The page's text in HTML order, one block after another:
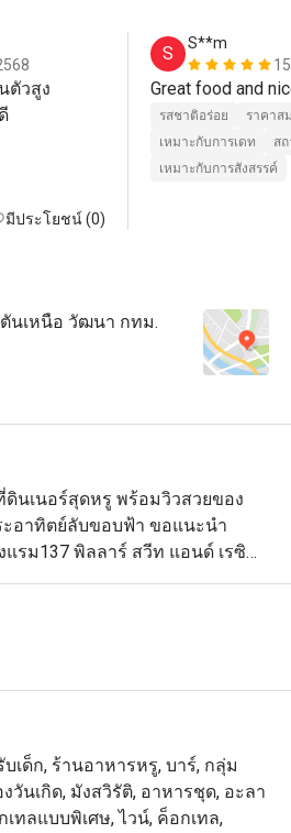
ตัวสูง
มีประโยชน์ (0)
S
S**m
Great food and
รสชาติอร่อย
ราคาส
เหมาะกับการเดท
ส
เหมาะกับการสังสรรค์
นเหนือ วัฒนา กทม.
นเนอร์สุดหรู พร้อมวิวสวยของ
ะอาทิตย์ลับขอบฟ้า ขอแนะนำ
รม137 พิลลาร์ สวีท แอนด์ เรซิ
นนำเสนอจุดเด่นของอาหาร
งฝั่งตะวันออกและตะวันตกได้
ลาสไตล์ฝรั่งเศสและพาสต้าตัลยา
เด็ก, ร้านอาหารหรู, บาร์, กลุ่ม
วันเกิด, มังสวิรัติ, อาหารชุด, อะลา
ทลแบบพิเศษ, ไวน์, ค็อกเทล,